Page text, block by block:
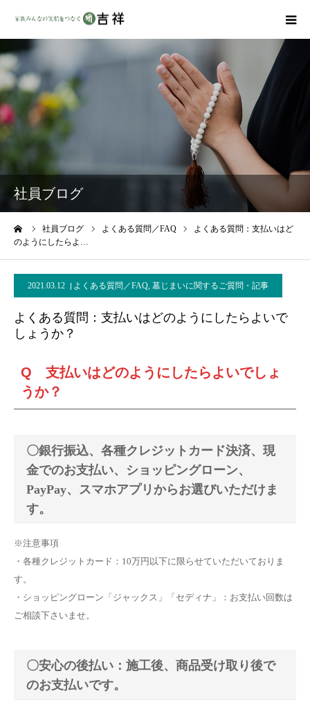
社員ブログ
社員ブログ よくある質問／FAQ
よくある質問：支払いはど
のようにしたらよ…
2021.03.12 よくある質問／FAQ, 墓じまいに関するご質問・記事
よくある質問：支払いはどのようにしたらよいで
しょうか？
Q 支払いはどのようにしたらよいでしょ
うか？
〇銀行振込、各種クレジットカード決済、現
金でのお支払い、ショッピングローン、
PayPay、スマホアプリからお選びいただけま
す。
※注意事項
・各種クレジットカード：10万円以下に限らせていただいておりま
す。
・ショッピングローン「ジャックス」「セディナ」：お支払い回数は
ご相談下さいませ。
〇安心の後払い：施工後、商品受け取り後で
のお支払いです。
商品ラインナップ
墓地・霊園を探す
吉祥の特徴